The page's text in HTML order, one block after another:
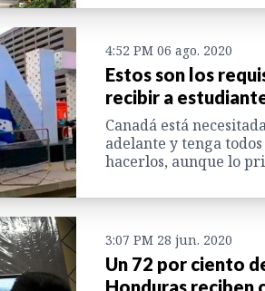
4:52 PM 06 ago. 2020
Estos son los
recibir a
Canadá está
adelante y tenga
hacerlos, aunque lo
3:07 PM 28 jun. 2020
Un 72 por ciento